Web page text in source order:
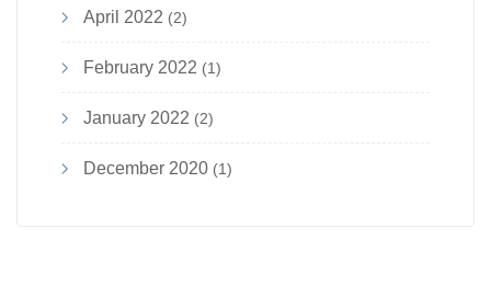
April 2022 (2)
February 2022 (1)
January 2022 (2)
December 2020 (1)